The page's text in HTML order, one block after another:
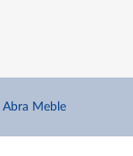
Abra Meble